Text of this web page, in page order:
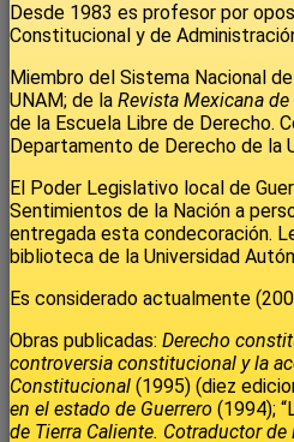
Desde 1983 es profesor por
Constitucional y de
Miembro del Sistema Nacional
UNAM; de la Revista Mexicana
de la Escuela Libre de Derecho.
Departamento de Derecho de la
El Poder Legislativo local de
Sentimientos de la Nación a
entregada esta condecoración.
biblioteca de la Universidad
Es considerado actualmente
Obras publicadas: Derecho
controversia constitucional y la
Constitucional (1995) (diez
en el estado de Guerrero (1994);
de Tierra Caliente. Cotraductor